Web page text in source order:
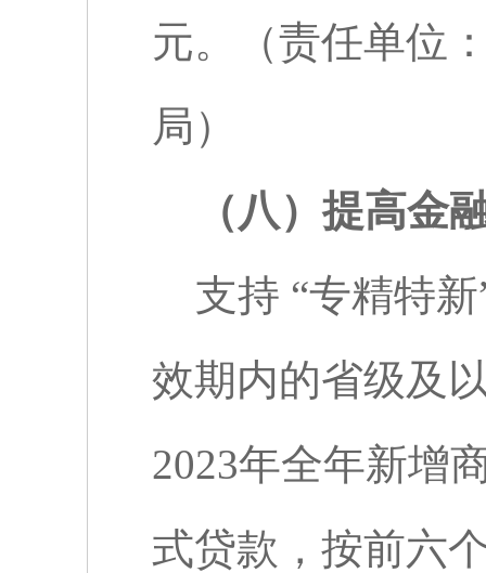
元。（责任单位
局）
（八）提高金
支持 “专精特
效期内的省级及
2023年全年新增
式贷款，按前六